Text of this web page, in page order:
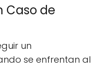
Caso de
un
se enfrentan al